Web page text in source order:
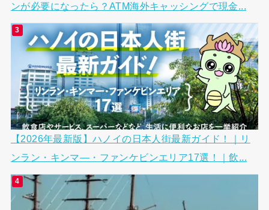
ンが必要になったら？ATM海外キャッシングで現金...
【2026年最新版】ハノイの日本人街最新ガイド！｜リ
ンラン・キンマ―・ファンケビンエリア17選！｜飲...